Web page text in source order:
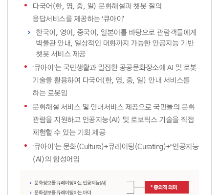
다국어(한, 영, 중, 일) 문화해설과 챗봇 질의
응답서비스를 제공하는 ‘큐아이’
한국어, 영어, 중국어, 일본어를 바탕으로 관람객들에게
박물관 안내, 일상적인 대화까지 가능한 인공지능 기반
챗봇 서비스 제공
‘큐아이’는 국민생활과 밀접한 공공문화장소에 AI 및 로봇
기술을 활용하여 다국어(한, 영, 중, 일) 안내 서비스를
하는 로봇임
문화해설 서비스 및 안내서비스 제공으로 국민들의 문화
관람을 지원하고 인공지능(AI) 및 로보틱스 기술을 직접
체험할 수 있는 기회 제공
‘큐아이’는 문화(Culture)+큐레이팅(Curating)+“인공지능
(Al)의 합성어임